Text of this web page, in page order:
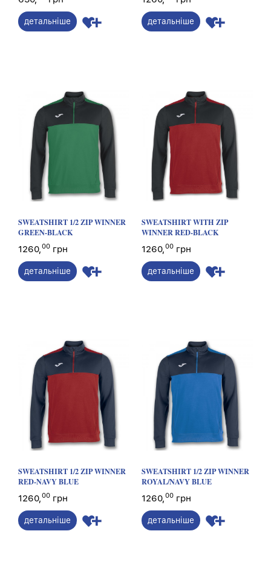
детальніше детальніше
SWEATSHIRT 1/2 ZIP WINNER
GREEN-BLACK
1260,00 грн
детальніше
SWEATSHIRT WITH ZIP
WINNER RED-BLACK
1260,00 грн
детальніше
SWEATSHIRT 1/2 ZIP WINNER
RED-NAVY BLUE
1260,00 грн
детальніше
SWEATSHIRT 1/2 ZIP WINNER
ROYAL/NAVY BLUE
1260,00 грн
детальніше